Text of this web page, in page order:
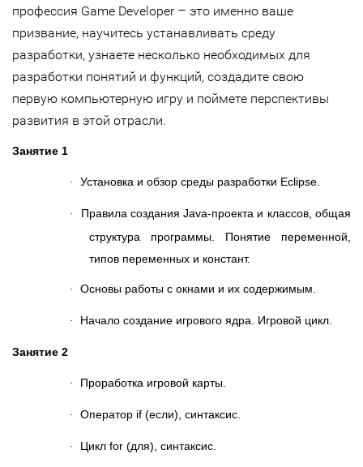
профессия Game Developer – это именно ваше
призвание, научитесь устанавливать среду
разработки, узнаете несколько необходимых для
разработки понятий и функций, создадите свою
первую компьютерную игру и поймете перспективы
развития в этой отрасли.
Занятие 1
· Установка и обзор среды разработки Eclipse.
· Правила создания Java-проекта и классов, общая
структура программы. Понятие переменной,
типов переменных и констант.
· Основы работы с окнами и их содержимым.
· Начало создание игрового ядра. Игровой цикл.
Занятие 2
· Проработка игровой карты.
· Оператор if (если), синтаксис.
· Цикл for (для), синтаксис.